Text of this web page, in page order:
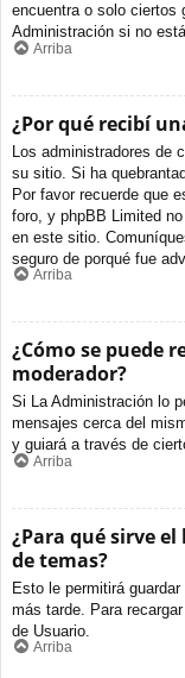
encuentra o solo ciertos
Administración si no
Arriba
¿Por qué recibí
Los administradores de
su sitio. Si ha
Por favor recuerde que
foro, y phpBB Limited
en este sitio.
seguro de porqué fue
Arriba
¿Cómo se puede
moderador?
Si La Administración lo
mensajes cerca del
y guiará a través de
Arriba
¿Para qué sirve
de temas?
Esto le permitirá
más tarde. Para
de Usuario.
Arriba